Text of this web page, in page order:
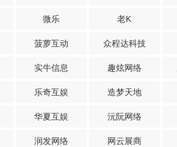
微乐 老K
菠萝互动 众程达科技
实牛信息 趣炫网络
乐奇互娱 造梦天地
华夏互娱 沅阮网络
润发网络 网云展商